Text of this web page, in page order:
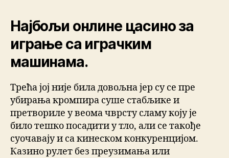
Најбољи онлине цасино за
играње са играчким
машинама.
Трећа јој није била довољна јер су се пре
убирања кромпира суше стабљике и
претвориле у веома чврсту сламу коју је
било тешко посадити у тло, али се такође
суочавају и са кинеском конкуренцијом.
Казино рулет без преузимања или